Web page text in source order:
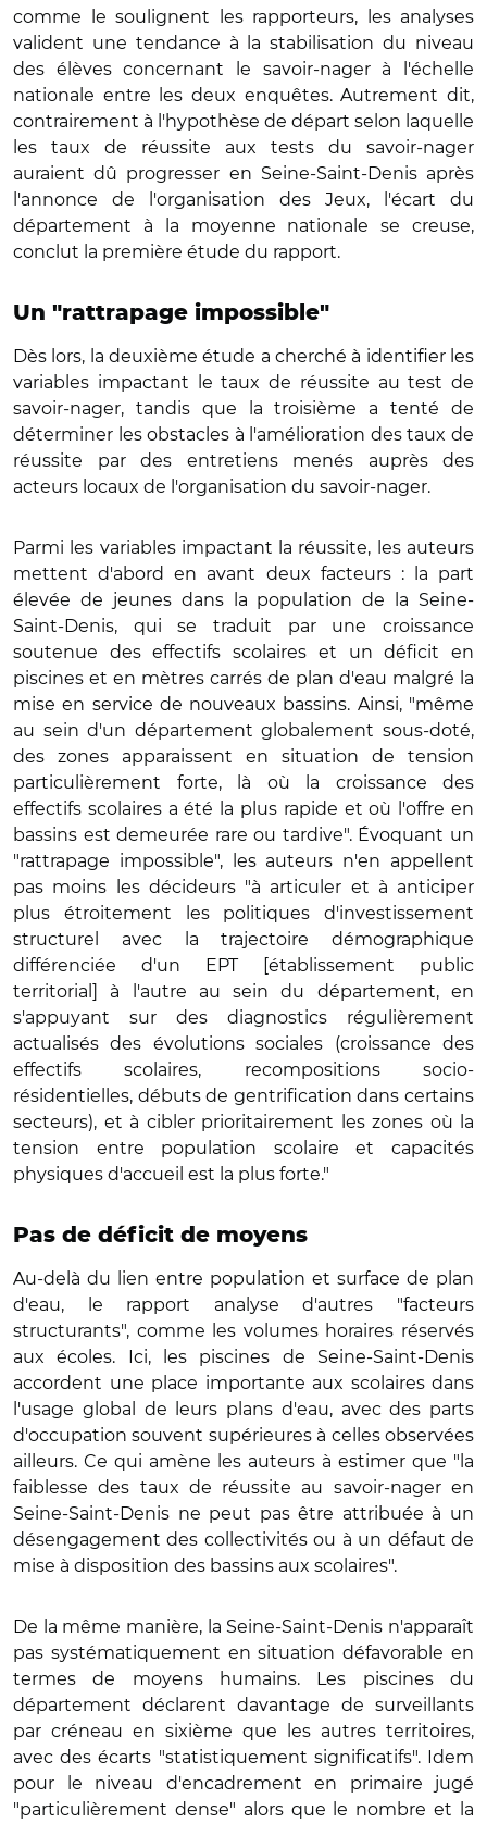
comme le soulignent les rapporteurs, les analyses
valident une tendance à la stabilisation du niveau
des élèves concernant le savoir-nager à l'échelle
nationale entre les deux enquêtes. Autrement dit,
contrairement à l'hypothèse de départ selon laquelle
les taux de réussite aux tests du savoir-nager
auraient dû progresser en Seine-Saint-Denis après
l'annonce de l'organisation des Jeux, l'écart du
département à la moyenne nationale se creuse,
conclut la première étude du rapport.
Un "rattrapage impossible"
Dès lors, la deuxième étude a cherché à identifier les
variables impactant le taux de réussite au test de
savoir-nager, tandis que la troisième a tenté de
déterminer les obstacles à l'amélioration des taux de
réussite par des entretiens menés auprès des
acteurs locaux de l'organisation du savoir-nager.
Parmi les variables impactant la réussite, les auteurs
mettent d'abord en avant deux facteurs : la part
élevée de jeunes dans la population de la Seine-
Saint-Denis, qui se traduit par une croissance
soutenue des effectifs scolaires et un déficit en
piscines et en mètres carrés de plan d'eau malgré la
mise en service de nouveaux bassins. Ainsi, "même
au sein d'un département globalement sous-doté,
des zones apparaissent en situation de tension
particulièrement forte, là où la croissance des
effectifs scolaires a été la plus rapide et où l'offre en
bassins est demeurée rare ou tardive". Évoquant un
"rattrapage impossible", les auteurs n'en appellent
pas moins les décideurs "à articuler et à anticiper
plus étroitement les politiques d'investissement
structurel avec la trajectoire démographique
différenciée d'un EPT [établissement public
territorial] à l'autre au sein du département, en
s'appuyant sur des diagnostics régulièrement
actualisés des évolutions sociales (croissance des
effectifs scolaires, recompositions socio-
résidentielles, débuts de gentrification dans certains
secteurs), et à cibler prioritairement les zones où la
tension entre population scolaire et capacités
physiques d'accueil est la plus forte."
Pas de déficit de moyens
Au-delà du lien entre population et surface de plan
d'eau, le rapport analyse d'autres "facteurs
structurants", comme les volumes horaires réservés
aux écoles. Ici, les piscines de Seine-Saint-Denis
accordent une place importante aux scolaires dans
l'usage global de leurs plans d'eau, avec des parts
d'occupation souvent supérieures à celles observées
ailleurs. Ce qui amène les auteurs à estimer que "la
faiblesse des taux de réussite au savoir-nager en
Seine-Saint-Denis ne peut pas être attribuée à un
désengagement des collectivités ou à un défaut de
mise à disposition des bassins aux scolaires".
De la même manière, la Seine-Saint-Denis n'apparaît
pas systématiquement en situation défavorable en
termes de moyens humains. Les piscines du
département déclarent davantage de surveillants
par créneau en sixième que les autres territoires,
avec des écarts "statistiquement significatifs". Idem
pour le niveau d'encadrement en primaire jugé
"particulièrement dense" alors que le nombre et la